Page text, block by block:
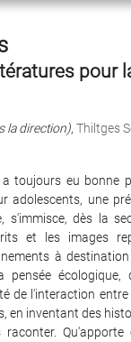
pour
la direction), Thiltges
toujours eu bonne
adolescents, une
s'immisce, dès la
et les images
à
pensée écologique,
de l'interaction
en inventant des
raconter.